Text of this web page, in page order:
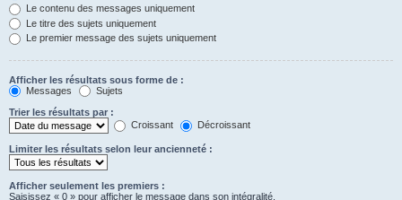
Le contenu des messages uniquement
Le titre des sujets uniquement
Le premier message des sujets uniquement
Afficher les résultats sous forme de :
Messages
Sujets
Trier les résultats par :
Croissant
Décroissant
Limiter les résultats selon leur ancienneté :
Afficher seulement les premiers :
Saisissez « 0 » pour afficher le message dans son intégralité.